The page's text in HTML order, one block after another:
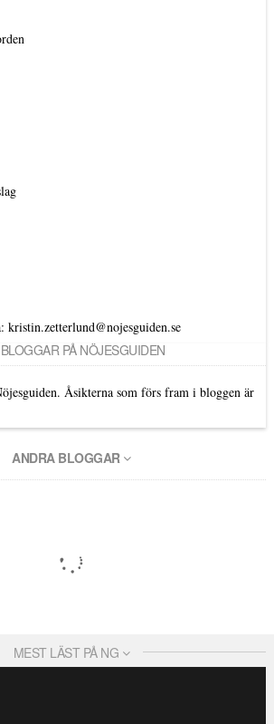
kristin.zetterlund@nojesguiden.se
PÅ NÖJESGUIDEN
Åsikterna som förs fram i bloggen är
ANDRA BLOGGAR
MEST LÄST PÅ NG